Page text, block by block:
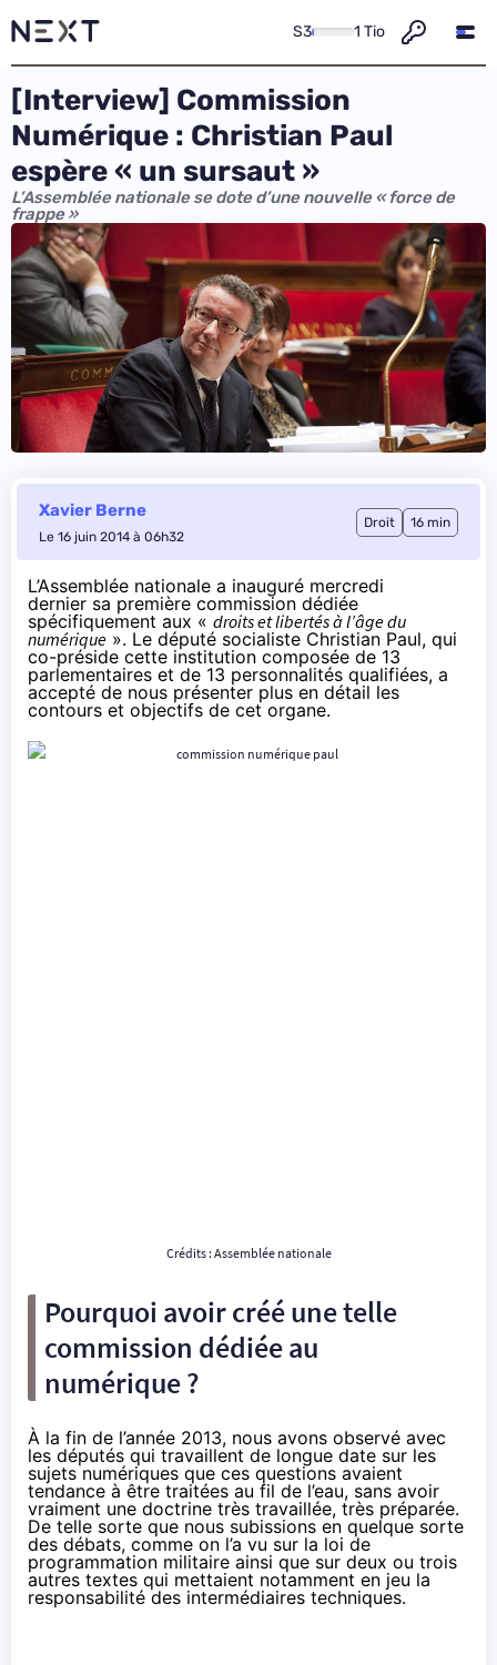
S3 1 Tio
[Interview] Commission
Numérique : Christian Paul
espère « un sursaut »
L’Assemblée nationale se dote d’une nouvelle « force de
frappe »
Xavier Berne
Le 16 juin 2014 à 06h32
Droit 16 min
L’Assemblée nationale a inauguré mercredi
dernier sa première commission dédiée
spécifiquement aux « droits et libertés à l’âge du
numérique ». Le député socialiste Christian Paul, qui
co-préside cette institution composée de 13
parlementaires et de 13 personnalités qualifiées, a
accepté de nous présenter plus en détail les
contours et objectifs de cet organe.
Crédits : Assemblée nationale
Pourquoi avoir créé une telle
commission dédiée au
numérique ?
À la fin de l’année 2013, nous avons observé avec
les députés qui travaillent de longue date sur les
sujets numériques que ces questions avaient
tendance à être traitées au fil de l’eau, sans avoir
vraiment une doctrine très travaillée, très préparée.
De telle sorte que nous subissions en quelque sorte
des débats, comme on l’a vu sur la loi de
programmation militaire ainsi que sur deux ou trois
autres textes qui mettaient notamment en jeu la
responsabilité des intermédiaires techniques.